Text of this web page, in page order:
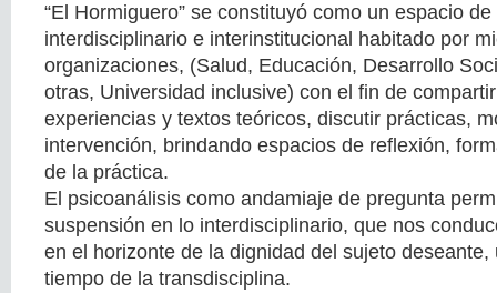
“El Hormiguero” se constituyó como un espacio
interdisciplinario e interinstitucional habitado por
organizaciones, (Salud, Educación, Desarrollo
otras, Universidad inclusive) con el fin de
experiencias y textos teóricos, discutir prácticas,
intervención, brindando espacios de reflexión,
de la práctica.
El psicoanálisis como andamiaje de pregunta
suspensión en lo interdisciplinario, que nos
en el horizonte de la dignidad del sujeto deseante,
tiempo de la transdisciplina.